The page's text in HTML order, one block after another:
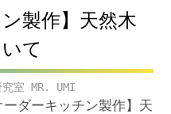
製作】天然木
て
究室 MR. UMI
ダーキッチン製作】天